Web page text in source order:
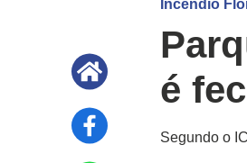
Incêndio
é
Segundo o